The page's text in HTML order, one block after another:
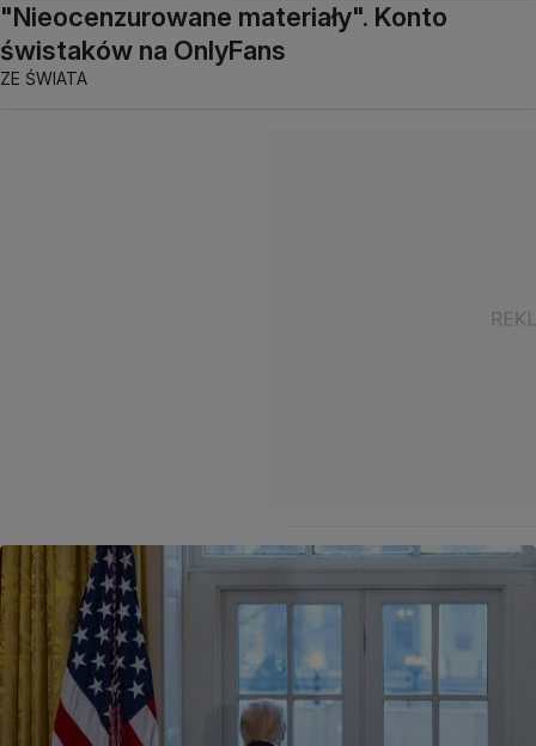
"Nieocenzurowane materiały". Konto
świstaków na OnlyFans
ZE ŚWIATA